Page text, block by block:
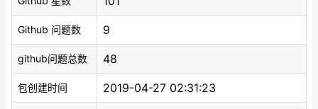
Github 问题数 9
github问题总数 48
包创建时间 2019-04-27 02:31:23